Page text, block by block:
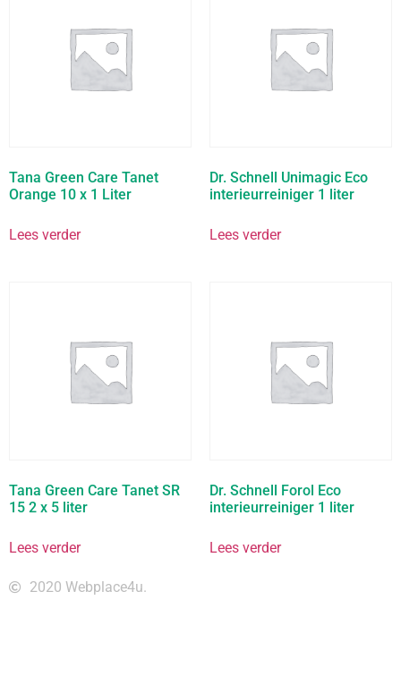
Tana Green Care Tanet
Orange 10 x 1 Liter
Lees verder
Dr. Schnell Unimagic Eco
interieurreiniger 1 liter
Lees verder
Tana Green Care Tanet SR
15 2 x 5 liter
Lees verder
Dr. Schnell Forol Eco
interieurreiniger 1 liter
Lees verder
2020 Webplace4u.